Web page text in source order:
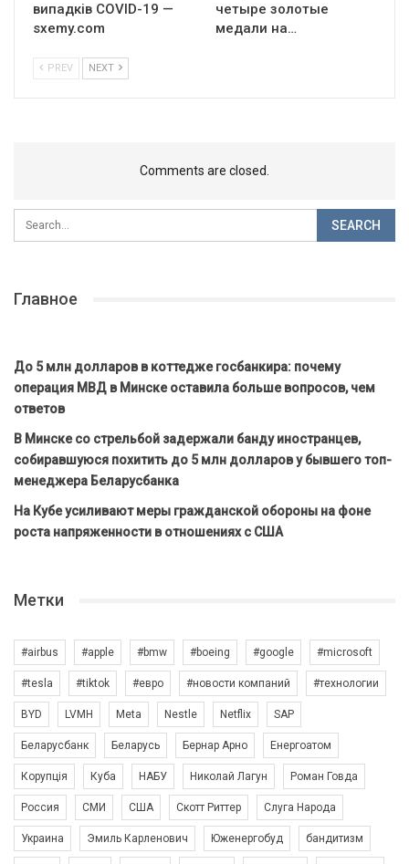
випадків COVID-19 —
sxemy.com
четыре золотые
медали на…
PREV NEXT
Comments are closed.
Главное
До 5 млн долларов в коттедже госбанкира: почему
операция МВД в Минске оставила больше вопросов, чем
ответов
В Минске со стрельбой задержали банду иностранцев,
собиравшуюся похитить до 5 млн долларов у бывшего топ-
менеджера Беларусбанка
На Кубе усиливают меры гражданской обороны на фоне
роста напряженности в отношениях с США
Метки
#airbus #apple #bmw #boeing #google #microsoft
#tesla #tiktok #евро #новости компаний #технологии
BYD LVMH Meta Nestle Netflix SAP
Беларусбанк Беларусь Бернар Арно Енергоатом
Корупція Куба НАБУ Николай Лагун Роман Говда
Россия СМИ США Скотт Риттер Слуга Народа
Украина Эмиль Карленович Юженергобуд бандитизм